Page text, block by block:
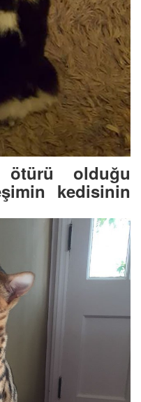
olduğu
kedisinin